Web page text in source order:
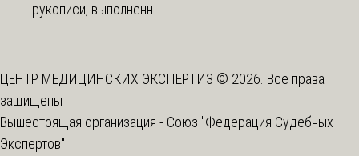
рукописи, выполненн...
ЦЕНТР МЕДИЦИНСКИХ ЭКСПЕРТИЗ © 2026. Все права
защищены
Вышестоящая организация - Союз "Федерация Судебных
Экспертов"